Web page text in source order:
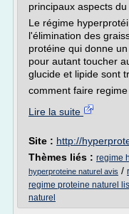
principaux aspects
Le régime
l'élimination des
protéine qui donne
pour autant toucher
glucide et lipide sont
comment faire
Lire la suite
Site : http://
Thèmes liés : regime
hyperproteine naturel avis /
regime proteine naturel
naturel